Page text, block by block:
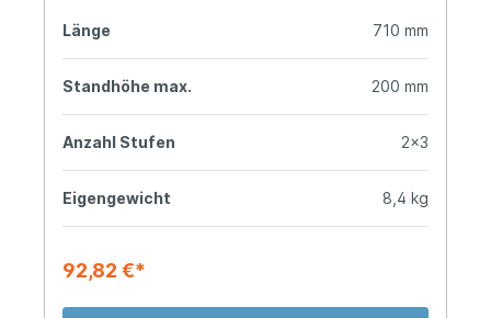
Länge 710 mm
Standhöhe max. 200 mm
Anzahl Stufen 2x3
Eigengewicht 8,4 kg
92,82 €*